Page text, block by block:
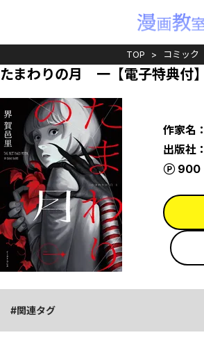
TOP コミック
たまわりの月 一【電子特典付】
作家名：
出版社：
900
関連タグ